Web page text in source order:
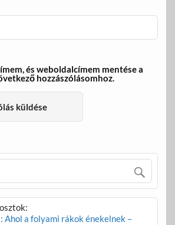
és weboldalcímem mentése a
hozzászólásomhoz.
Ahol a folyami rákok énekelnek –